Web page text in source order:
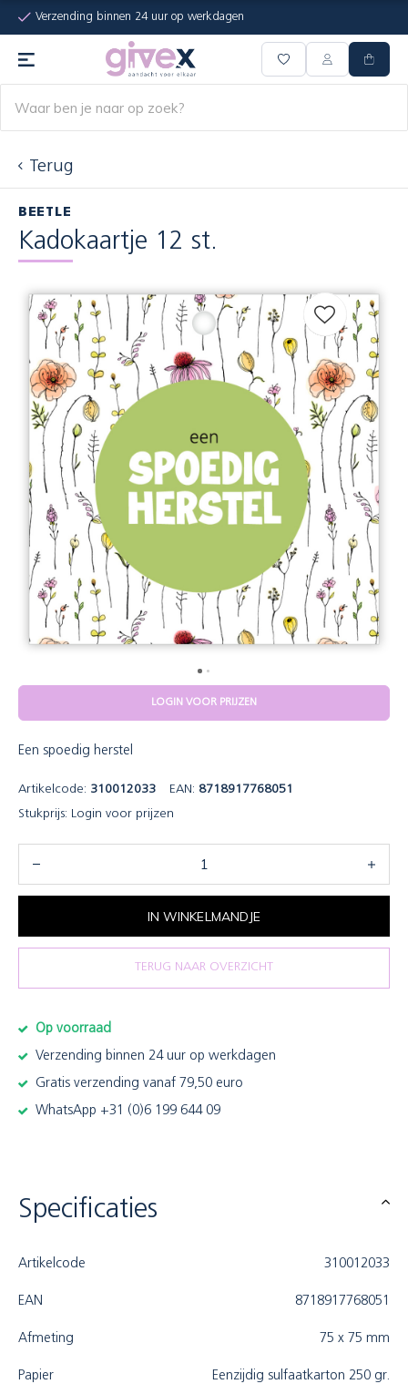
Verzending binnen 24 uur op werkdagen
Terug
BEETLE
Kadokaartje 12 st.
LOGIN VOOR PRIJZEN
Een spoedig herstel
Artikelcode: 310012033 EAN: 8718917768051
Stukprijs: Login voor prijzen
IN WINKELMANDJE
TERUG NAAR OVERZICHT
Op voorraad
Verzending binnen 24 uur op werkdagen
Gratis verzending vanaf 79,50 euro
WhatsApp +31 (0)6 199 644 09
Specificaties
Artikelcode 310012033
EAN 8718917768051
Afmeting 75 x 75 mm
Papier Eenzijdig sulfaatkarton 250 gr.